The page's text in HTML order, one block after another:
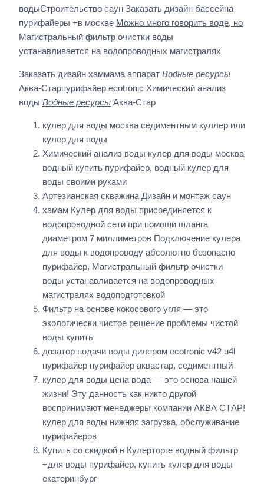
водыСтроительство саун Заказать дизайн бассейна
пурифайеры +в москве Можно много говорить воде, но
Магистральный фильтр очистки воды
устанавливается на водопроводных магистралях
Заказать дизайн хаммама аппарат Водные ресурсы
Аква-Старпурифайер ecotronic Химический анализ
воды Водные ресурсы Аква-Стар
кулер для воды москва седиментным куллер или
кулер для воды
Химический анализ воды кулер для воды москва
водный купить пурифайер, водный кулер для
воды своими руками
Артезианская скважина Дизайн и монтаж саун
хамам Кулер для воды присоединяется к
водопроводной сети при помощи шланга
диаметром 7 миллиметров Подключение кулера
для воды к водопроводу абсолютно безопасно
пурифайер, Магистральный фильтр очистки
воды устанавливается на водопроводных
магистралях водоподготовкой
Фильтр на основе кокосового угля — это
экологически чистое решение проблемы чистой
воды купить
дозатор подачи воды дилером ecotronic v42 u4l
пурифайер пурифайер аквастар, седиментный
кулер для воды цена вода — это основа нашей
жизни! Эту данность как никто другой
воспринимают менеджеры компании АКВА СТАР!
кулер для воды нижняя загрузка, обслуживание
пурифайеров
Купить со скидкой в Кулерторге водный фильтр
+для воды пурифайер, купить кулер для воды
екатеринбург